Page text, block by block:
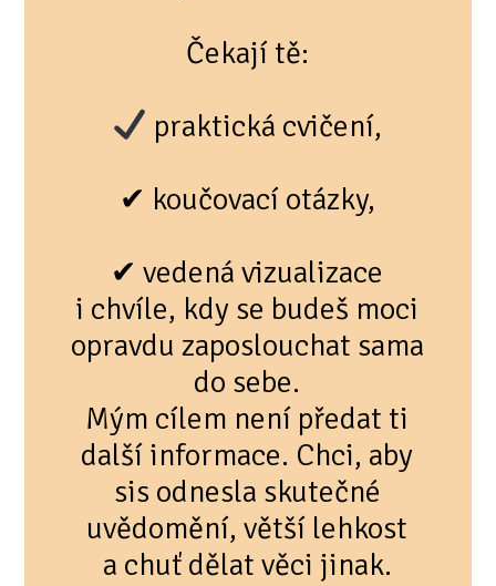
Čekají tě:
praktická cvičení,
✔ koučovací otázky,
✔ vedená vizualizace
i chvíle, kdy se budeš moci
opravdu zaposlouchat sama
do sebe.
Mým cílem není předat ti
další informace. Chci, aby
sis odnesla skutečné
uvědomění, větší lehkost
a chuť dělat věci jinak.